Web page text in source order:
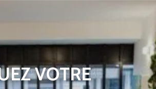
VOTRE